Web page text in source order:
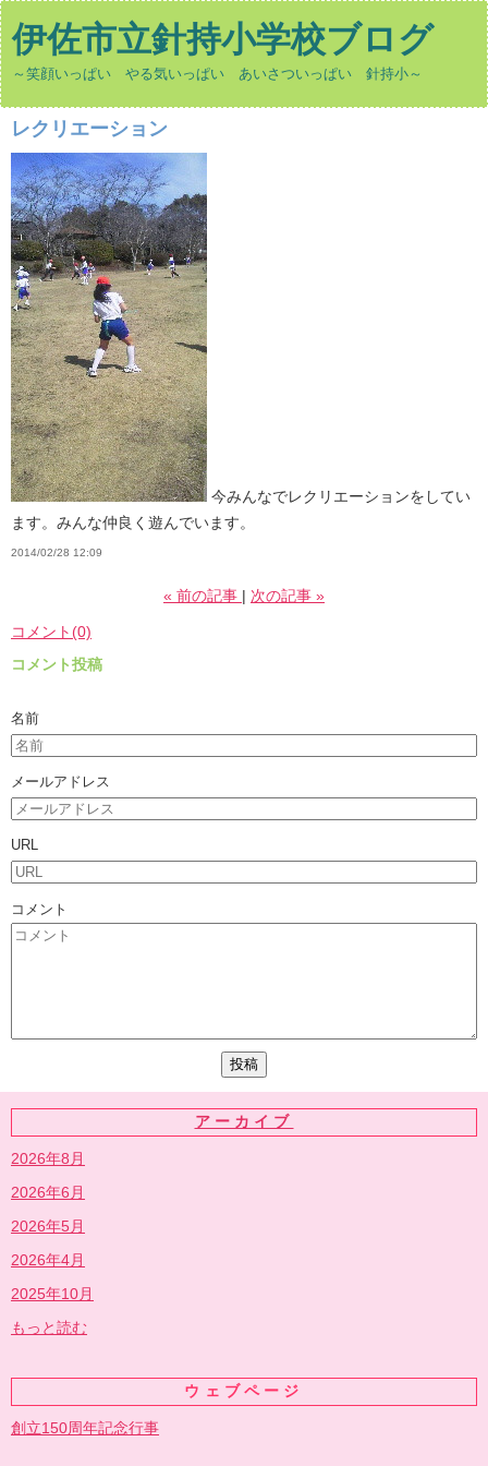
伊佐市立針持小学校ブログ
～笑顔いっぱい やる気いっぱい あいさついっぱい 針持小～
レクリエーション
今みんなでレクリエーションをしてい
ます。みんな仲良く遊んでいます。
2014/02/28 12:09
« 前の記事 次の記事 »
コメント(0)
コメント投稿
名前
メールアドレス
URL
コメント
アーカイブ
2026年8月
2026年6月
2026年5月
2026年4月
2025年10月
もっと読む
ウェブページ
創立150周年記念行事